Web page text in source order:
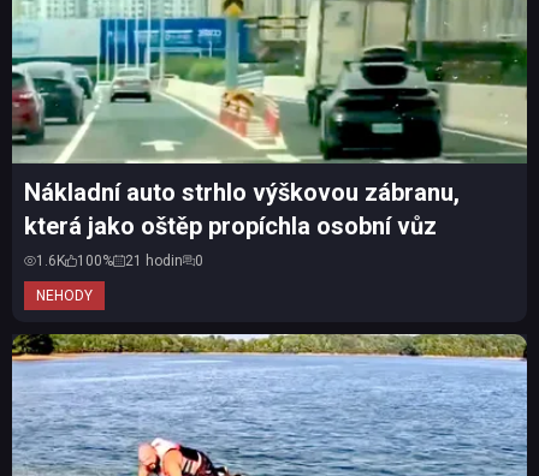
NEHODY
Nákladní auto strhlo výškovou zábranu,
která jako oštěp propíchla osobní vůz
1.6K 100% 21 hodin 0